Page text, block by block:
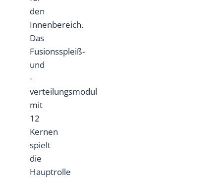
den
Innenbereich.
Das
Fusionsspleiß-
und
-
verteilungsmodul
mit
12
Kernen
spielt
die
Hauptrolle